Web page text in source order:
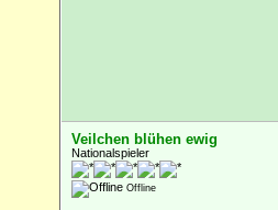
Veilchen blühen ewig
Nationalspieler
Offline